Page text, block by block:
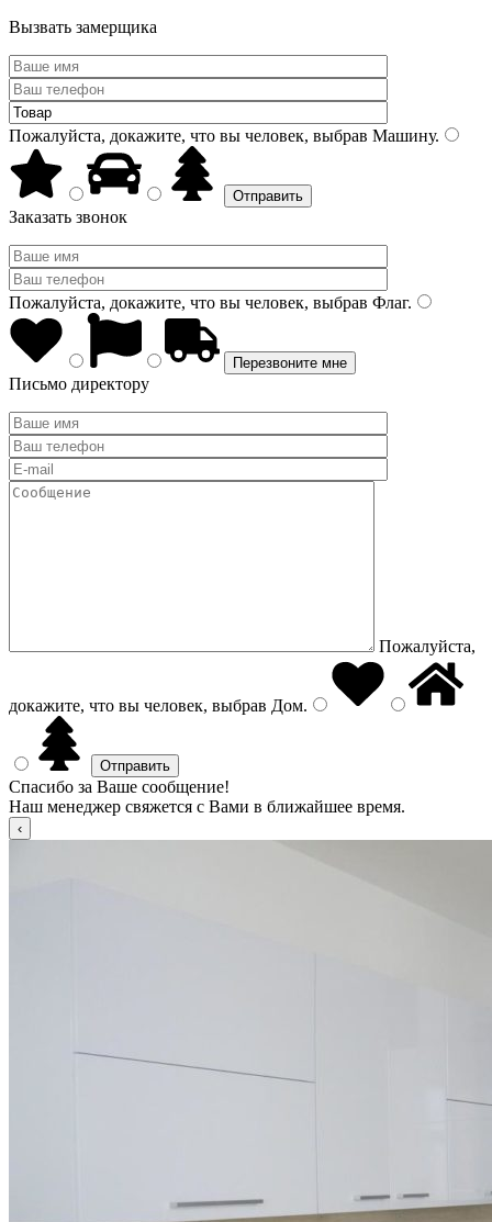
Вызвать замерщика
Пожалуйста, докажите, что вы человек, выбрав Машину.
Заказать звонок
Пожалуйста, докажите, что вы человек, выбрав Флаг.
Письмо директору
Пожалуйста,
докажите, что вы человек, выбрав Дом.
Спасибо за Ваше сообщение!
Наш менеджер свяжется с Вами в ближайшее время.